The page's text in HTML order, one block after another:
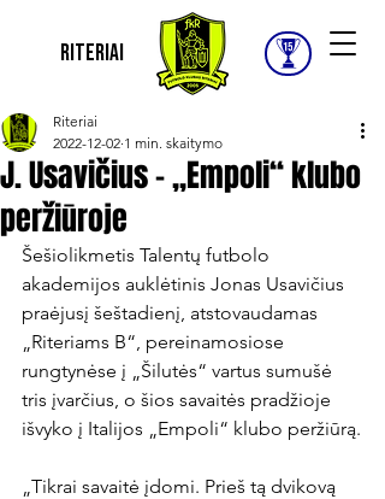
Riteriai
J. Usavičius – „Empoli“ klubo
peržiūroje
Riteriai
2022-12-02 1 min. skaitymo
Šešiolikmetis Talentų futbolo
akademijos auklėtinis Jonas Usavičius
praėjusį šeštadienį, atstovaudamas
„Riteriams B“, pereinamosiose
rungtynėse į „Šilutės“ vartus sumušė
tris įvarčius, o šios savaitės pradžioje
išvyko į Italijos „Empoli“ klubo peržiūrą.
„Tikrai savaitė įdomi. Prieš tą dvikovą